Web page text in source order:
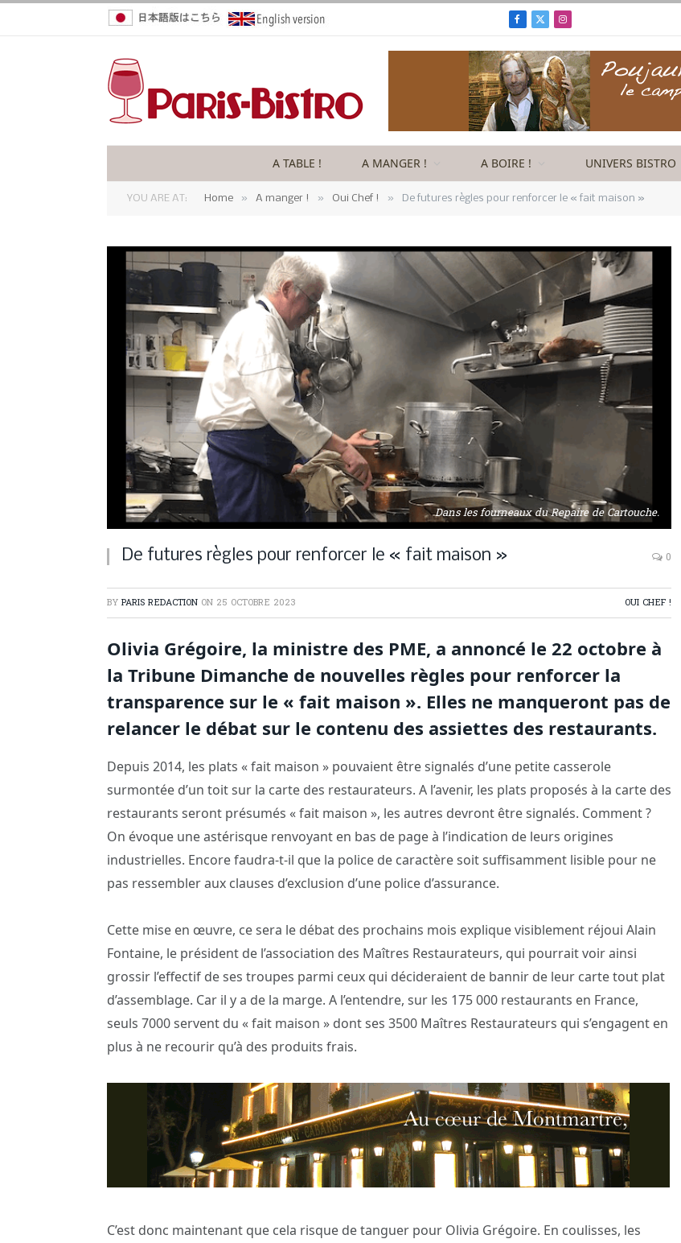
Facebook
X
Instagram
A TABLE ! A MANGER ! A BOIRE ! UNIVERS BISTRO
YOU ARE AT: Home » A manger ! » Oui Chef ! » De futures règles pour renforcer le « fait maison »
Dans les fourneaux du Repaire de Cartouche.
De futures règles pour renforcer le « fait maison » 0
BY PARIS REDACTION ON 25 OCTOBRE 2023 OUI CHEF !
Olivia Grégoire, la ministre des PME, a annoncé le 22 octobre à
la Tribune Dimanche de nouvelles règles pour renforcer la
transparence sur le « fait maison ». Elles ne manqueront pas de
relancer le débat sur le contenu des assiettes des restaurants.
Depuis 2014, les plats « fait maison » pouvaient être signalés d’une petite casserole
surmontée d’un toit sur la carte des restaurateurs. A l’avenir, les plats proposés à la carte des
restaurants seront présumés « fait maison », les autres devront être signalés. Comment ?
On évoque une astérisque renvoyant en bas de page à l’indication de leurs origines
industrielles. Encore faudra-t-il que la police de caractère soit suffisamment lisible pour ne
pas ressembler aux clauses d’exclusion d’une police d’assurance.
Cette mise en œuvre, ce sera le débat des prochains mois explique visiblement réjoui Alain
Fontaine, le président de l’association des Maîtres Restaurateurs, qui pourrait voir ainsi
grossir l’effectif de ses troupes parmi ceux qui décideraient de bannir de leur carte tout plat
d’assemblage. Car il y a de la marge. A l’entendre, sur les 175 000 restaurants en France,
seuls 7000 servent du « fait maison » dont ses 3500 Maîtres Restaurateurs qui s’engagent en
plus à ne recourir qu’à des produits frais.
C’est donc maintenant que cela risque de tanguer pour Olivia Grégoire. En coulisses, les